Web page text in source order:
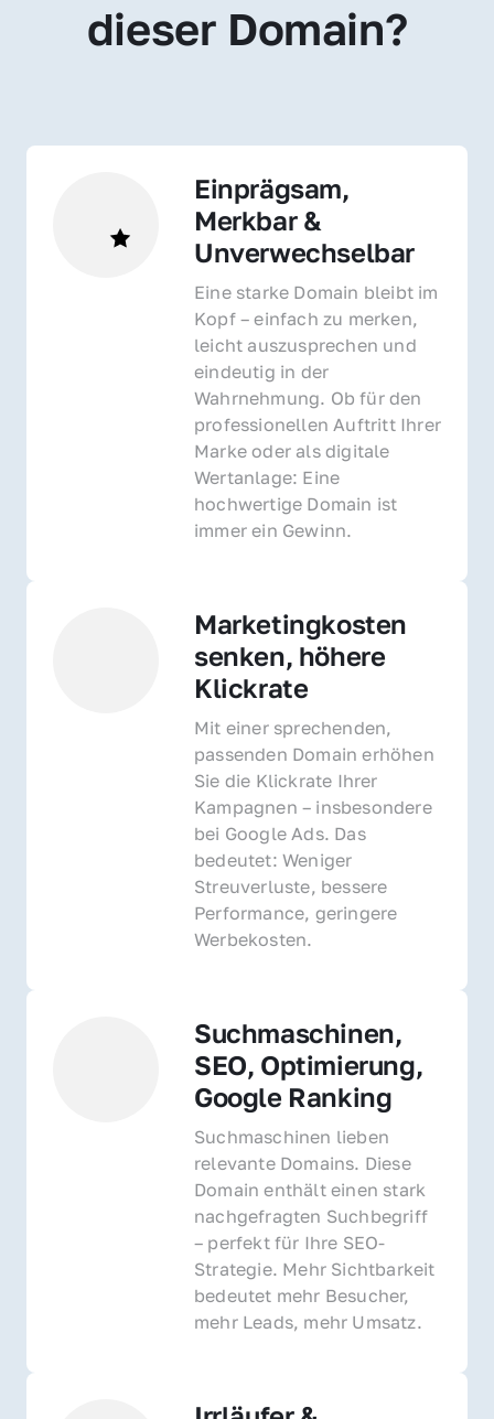
dieser Domain?
Einprägsam,
Merkbar &
Unverwechselbar
Eine starke Domain bleibt im
Kopf – einfach zu merken,
leicht auszusprechen und
eindeutig in der
Wahrnehmung. Ob für den
professionellen Auftritt Ihrer
Marke oder als digitale
Wertanlage: Eine
hochwertige Domain ist
immer ein Gewinn.
Marketingkosten
senken, höhere
Klickrate
Mit einer sprechenden,
passenden Domain erhöhen
Sie die Klickrate Ihrer
Kampagnen – insbesondere
bei Google Ads. Das
bedeutet: Weniger
Streuverluste, bessere
Performance, geringere
Werbekosten.
Suchmaschinen,
SEO, Optimierung,
Google Ranking
Suchmaschinen lieben
relevante Domains. Diese
Domain enthält einen stark
nachgefragten Suchbegriff
– perfekt für Ihre SEO-
Strategie. Mehr Sichtbarkeit
bedeutet mehr Besucher,
mehr Leads, mehr Umsatz.